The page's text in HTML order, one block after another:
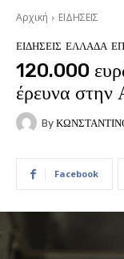
Αρχική ΕΙΔΗΣΕΙΣ
ΕΙΔΗΣΕΙΣ ΕΛΛΑΔΑ
120.000
έρευνα στην
By
Facebook